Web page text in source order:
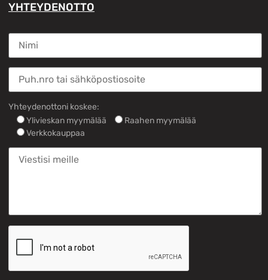
YHTEYDENOTTO
Yhteydenottoni koskee:
Ylivieskan myymälää
Raahen myymälää
Verkkokauppaa